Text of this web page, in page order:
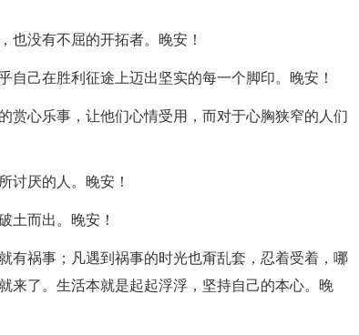
也没有不屈的开拓者。晚安！
自己在胜利征途上迈出坚实的每一个脚印。晚安！
赏心乐事，让他们心情受用，而对于心胸狭窄的人们
讨厌的人。晚安！
土而出。晚安！
有祸事；凡遇到祸事的时光也甭乱套，忍着受着，哪
来了。生活本就是起起浮浮，坚持自己的本心。晚